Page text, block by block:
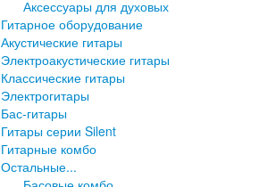
Аксессуары для духовых
Гитарное оборудование
Акустические гитары
Электроакустические гитары
Классические гитары
Электрогитары
Бас-гитары
Гитары серии Silent
Гитарные комбо
Остальные...